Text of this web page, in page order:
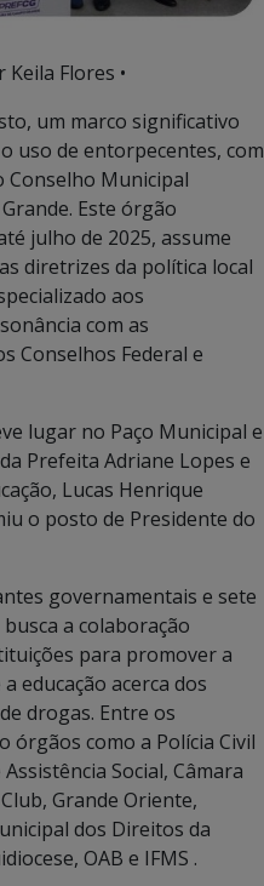
Keila Flores •
um marco significativo
uso de entorpecentes, com
Conselho Municipal
Este órgão
julho de 2025, assume
diretrizes da política local
aos
com as
Conselhos Federal e
lugar no Paço Municipal e
Prefeita Adriane Lopes e
Lucas Henrique
o posto de Presidente do
governamentais e sete
a colaboração
para promover a
educação acerca dos
drogas. Entre os
como a Polícia Civil
Social, Câmara
Grande Oriente,
dos Direitos da
OAB e IFMS .